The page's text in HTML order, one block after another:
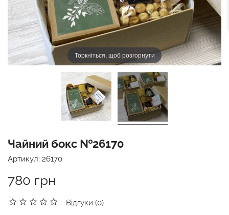
Торкніться, щоб розгорнути
Чайний бокс №26170
Артикул: 26170
780 грн
Відгуки (0)